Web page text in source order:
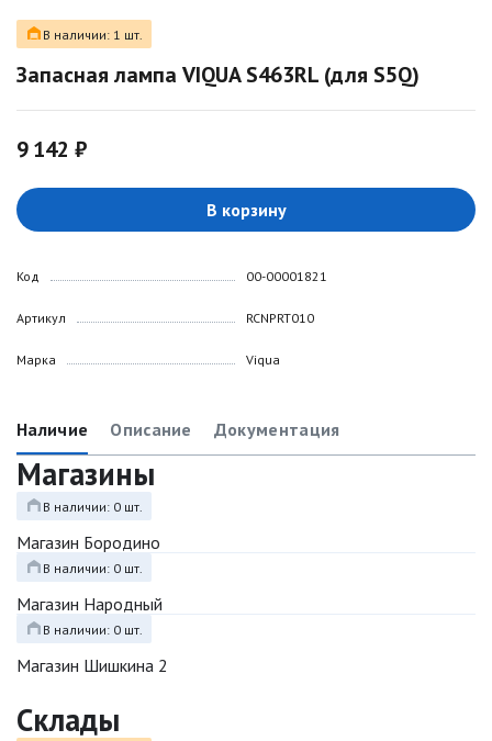
В наличии: 1 шт.
Запасная лампа VIQUA S463RL (для S5Q)
9 142 ₽
В корзину
Код
Артикул
Марка
00-00001821
RCNPRT010
Viqua
Наличие Описание Документация
Магазины
В наличии: 0 шт.
Магазин Бородино
В наличии: 0 шт.
Магазин Народный
В наличии: 0 шт.
Магазин Шишкина 2
Склады